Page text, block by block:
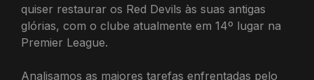
quiser restaurar os Red Devils às suas antigas
glórias, com o clube atualmente em 14º lugar na
Premier League.
Analisamos as maiores tarefas enfrentadas pelo